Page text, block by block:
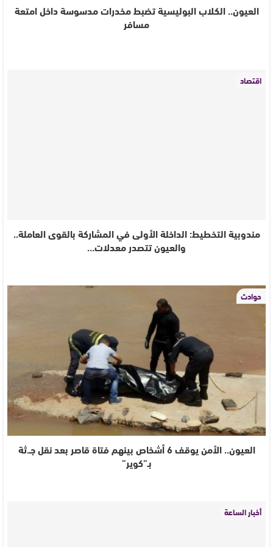
العيون.. الكلاب البوليسية تضبط مخدرات مدسوسة داخل امتعة
مسافر
اقتصاد
مندوبية التخطيط: الداخلة الأولى في المشاركة بالقوى العاملة..
والعيون تتصدر معدلات…
حوادث
العيون.. الأمن يوقف 6 أشخاص بينهم فتاة قاصر بعد نقل جـ.ثة
بـ”كوير”
أخبار الساعة